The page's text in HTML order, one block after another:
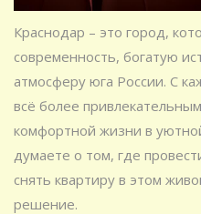
Краснодар – это город,
современность, богатую
атмосферу юга России. С
всё более
комфортной жизни в
думаете о том, где
снять квартиру в этом
решение.